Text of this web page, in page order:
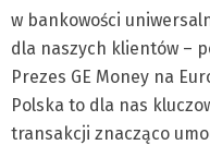
w bankowości
dla naszych klientów –
Prezes GE Money na
Polska to dla nas
transakcji znacząco